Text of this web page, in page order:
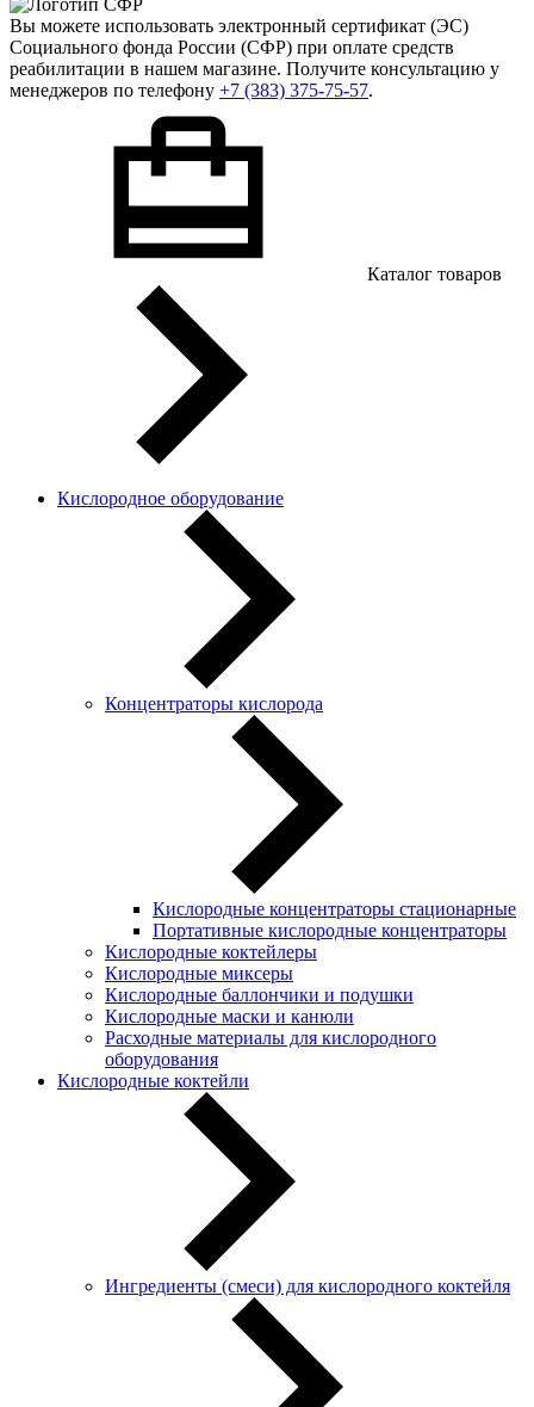
Вы можете использовать электронный сертификат (ЭС)
Социального фонда России (СФР) при оплате средств
реабилитации в нашем магазине. Получите консультацию у
менеджеров по телефону +7 (383) 375-75-57.
Каталог товаров
Кислородное оборудование
Концентраторы кислорода
Кислородные концентраторы стационарные
Портативные кислородные концентраторы
Кислородные коктейлеры
Кислородные миксеры
Кислородные баллончики и подушки
Кислородные маски и канюли
Расходные материалы для кислородного
оборудования
Кислородные коктейли
Ингредиенты (смеси) для кислородного коктейля